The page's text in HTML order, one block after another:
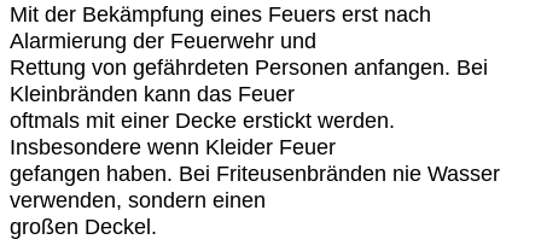
Mit der Bekämpfung eines Feuers erst nach
Alarmierung der Feuerwehr und
Rettung von gefährdeten Personen anfangen. Bei
Kleinbränden kann das Feuer
oftmals mit einer Decke erstickt werden.
Insbesondere wenn Kleider Feuer
gefangen haben. Bei Friteusenbränden nie Wasser
verwenden, sondern einen
großen Deckel.